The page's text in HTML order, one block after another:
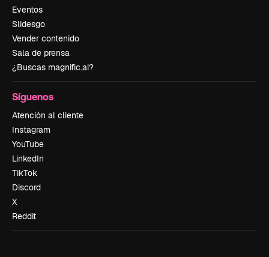
Eventos
Slidesgo
Vender contenido
Sala de prensa
¿Buscas magnific.ai?
Síguenos
Atención al cliente
Instagram
YouTube
LinkedIn
TikTok
Discord
X
Reddit